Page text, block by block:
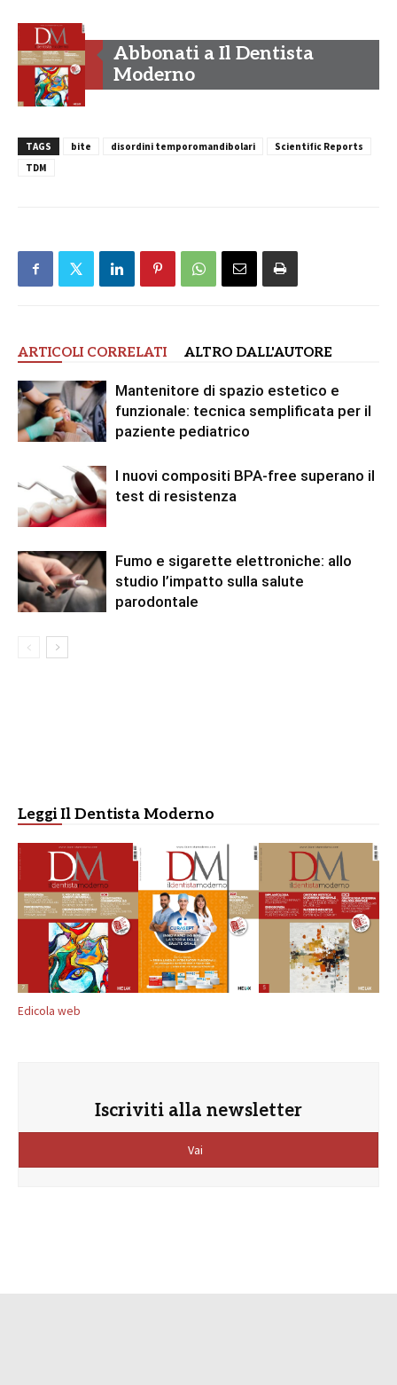
Abbonati a Il Dentista
Moderno
TAGS bite disordini temporomandibolari
Scientific Reports
TDM
ARTICOLI CORRELATI ALTRO DALL'AUTORE
Mantenitore di spazio estetico e
funzionale: tecnica semplificata per il
paziente pediatrico
I nuovi compositi BPA-free superano il
test di resistenza
Fumo e sigarette elettroniche: allo
studio l’impatto sulla salute
parodontale
Leggi Il Dentista Moderno
Edicola web
Iscriviti alla newsletter
Vai